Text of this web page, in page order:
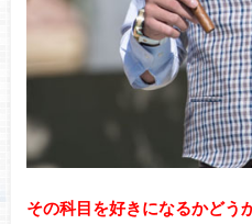
その科目を好きになるかどう